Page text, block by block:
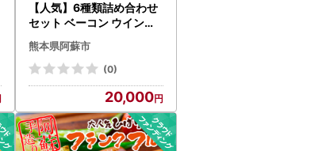
【人気】6種類詰め合わせ
セット ベーコン ウインナ
ーソーセージ プレスハム
ポークソーセージ ガーリ
ックウインナー ピリ辛ウ
インナー ひばり工房 おつ
まみ 豚肉 ふるさと納税 惣
菜 小分け 手造り お取り寄
せ 豪華 贅沢 贈答品 朝食 熊
本県 阿蘇市
熊本県阿蘇市
(0)
20,000